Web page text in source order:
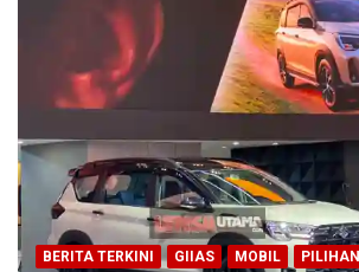
BERITA TERKINI GIIAS MOBIL PILIHAN